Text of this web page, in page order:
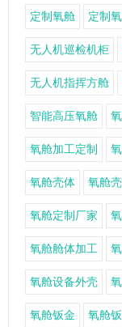
定制氧舱 定制
无人机巡检机柜
无人机指挥方舱
智能高压氧舱
氧舱加工定制
氧舱壳体 氧舱
氧舱定制厂家
氧舱舱体加工
氧舱设备外壳
氧舱钣金 氧舱